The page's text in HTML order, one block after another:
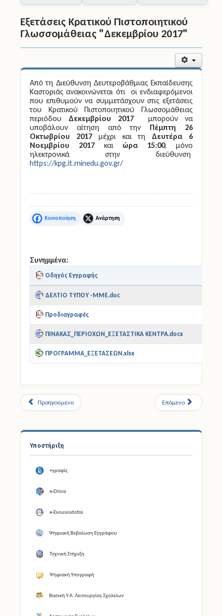
Υποστήριξη
+γραφίς
e-Dilosi
e-Exousiodotisi
Ψηφιακή Βεβαίωση Εγγράφου
Τεχνική Στήριξη
Ψηφιακή Υπογραφή
Βασική Υ.Α. Λειτουργίας Σχολείων
Εξετάσεις Κρατικού Πιστοποιητικού
Γλωσσομάθειας "Δεκεμβρίου 2017"
Από τη Διεύθυνση Δευτεροβάθμιας Εκπαίδευσης
Καστοριάς ανακοινώνεται ότι οι ενδιαφερόμενοι
που επιθυμούν να συμμετάσχουν στις εξετάσεις
του Κρατικού Πιστοποιητικού Γλωσσομάθειας
περιόδου Δεκεμβρίου 2017 μπορούν να
υποβάλουν αίτηση από την Πέμπτη 26
Οκτωβρίου 2017 μέχρι και τη Δευτέρα 6
Νοεμβρίου 2017 και ώρα 15:00, μόνο
ηλεκτρονικά στην διεύθυνση
https://kpg.it.minedu.gov.gr/
Facebook X
Συνημμένα:
Οδηγός Εγγραφής
ΔΕΛΤΙΟ ΤΥΠΟΥ -ΜΜΕ.doc
Προδιαγραφές
ΠΙΝΑΚΑΣ_ΠΕΡΙΟΧΩΝ_ΕΞΕΤΑΣΤΙΚΑ ΚΕΝΤΡΑ.docx
ΠΡΟΓΡΑΜΜΑ_ΕΞΕΤΑΣΕΩΝ.xlsx
Προηγούμενο Επόμενο